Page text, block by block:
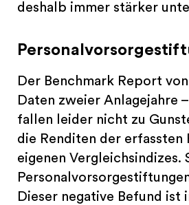
deshalb immer stärker
Der Benchmark Report
Daten zweier Anlagejahre
fallen leider nicht zu
die Renditen der
eigenen
Dieser negative Befund